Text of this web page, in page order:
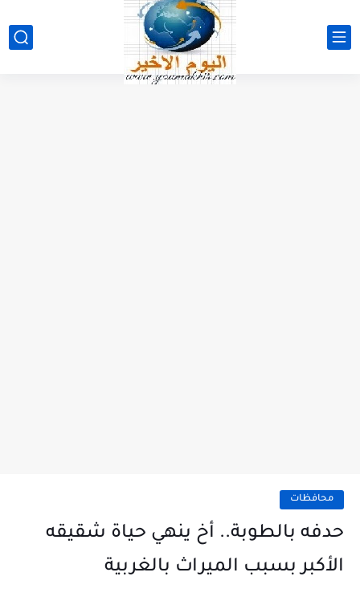
محافظات
حدفه بالطوبة.. أخ ينهي حياة شقيقه
الأكبر بسبب الميراث بالغربية